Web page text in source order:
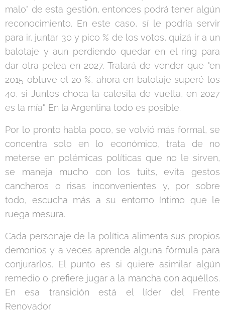
malo" de esta gestión, entonces podrá tener algún
reconocimiento. En este caso, sí le podría servir
para ir, juntar 30 y pico % de los votos, quizá ir a un
balotaje y aun perdiendo quedar en el ring para
dar otra pelea en 2027. Tratará de vender que "en
2015 obtuve el 20 %, ahora en balotaje superé los
40, si Juntos choca la calesita de vuelta, en 2027
es la mía". En la Argentina todo es posible.
Por lo pronto habla poco, se volvió más formal, se
concentra solo en lo económico, trata de no
meterse en polémicas políticas que no le sirven,
se maneja mucho con los tuits, evita gestos
cancheros o risas inconvenientes y, por sobre
todo, escucha más a su entorno íntimo que le
ruega mesura.
Cada personaje de la política alimenta sus propios
demonios y a veces aprende alguna fórmula para
conjurarlos. El punto es si quiere asimilar algún
remedio o prefiere jugar a la mancha con aquéllos.
En esa transición está el líder del Frente
Renovador.